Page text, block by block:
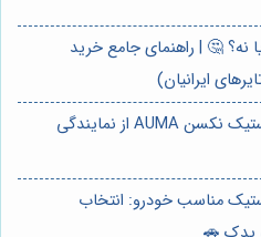
نه؟ 🤔 | راهنمای جامع خرید
ایرانیان)
⭐️ راهنمای جامع خرید لاستیک نکسن AUMA از نمایندگی
مناسب خودرو: انتخاب